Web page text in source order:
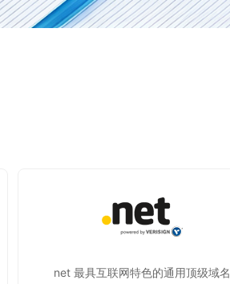
net 最具互联网特色的通用顶级域名